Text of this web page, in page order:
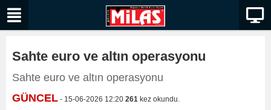
Sahte euro ve altın operasyonu
Sahte euro ve altın operasyonu
GÜNCEL - 15-06-2026 12:20 261 kez okundu.